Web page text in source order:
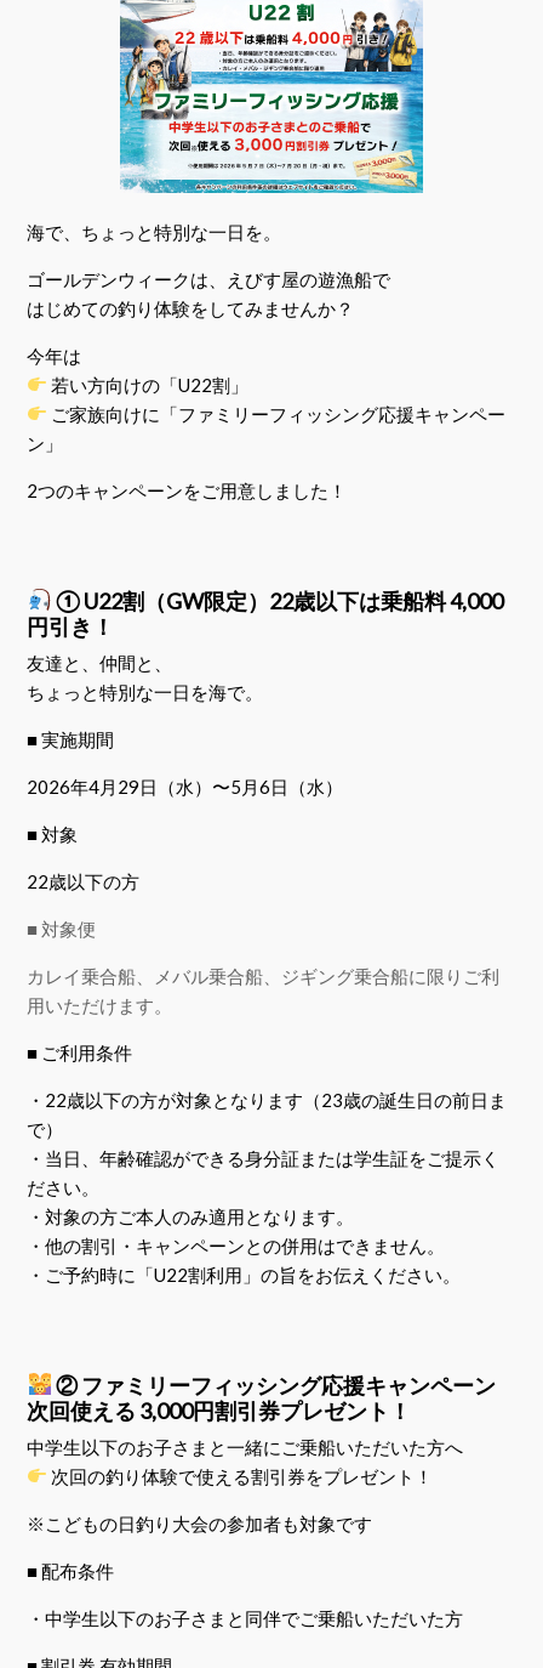
海で、ちょっと特別な一日を。
ゴールデンウィークは、えびす屋の遊漁船で
はじめての釣り体験をしてみませんか？
今年は
若い方向けの「U22割」
ご家族向けに「ファミリーフィッシング応援キャンペー
ン」
2つのキャンペーンをご用意しました！
① U22割（GW限定）22歳以下は乗船料 4,000
円引き！
友達と、仲間と、
ちょっと特別な一日を海で。
■ 実施期間
2026年4月29日（水）〜5月6日（水）
■ 対象
22歳以下の方
■ 対象便
カレイ乗合船、メバル乗合船、ジギング乗合船に限りご利
用いただけます。
■ ご利用条件
・22歳以下の方が対象となります（23歳の誕生日の前日ま
で）
・当日、年齢確認ができる身分証または学生証をご提示く
ださい。
・対象の方ご本人のみ適用となります。
・他の割引・キャンペーンとの併用はできません。
・ご予約時に「U22割利用」の旨をお伝えください。
② ファミリーフィッシング応援キャンペーン
次回使える 3,000円割引券プレゼント！
中学生以下のお子さまと一緒にご乗船いただいた方へ
次回の釣り体験で使える割引券をプレゼント！
※こどもの日釣り大会の参加者も対象です
■ 配布条件
・中学生以下のお子さまと同伴でご乗船いただいた方